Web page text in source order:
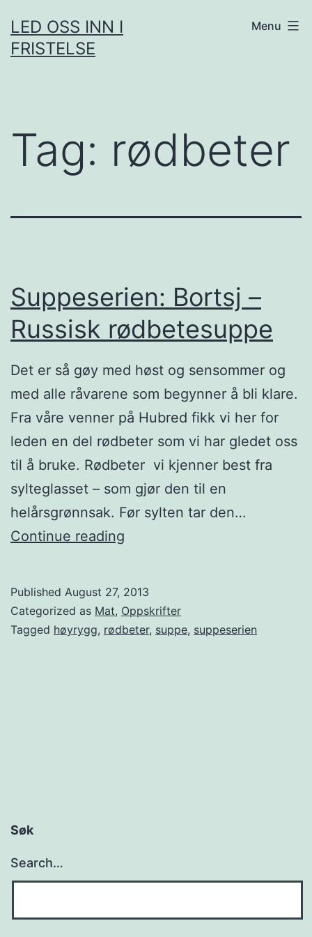
to
content
LED OSS INN I
FRISTELSE
Menu
Tag: rødbeter
Suppeserien: Bortsj –
Russisk rødbetesuppe
Det er så gøy med høst og sensommer og
med alle råvarene som begynner å bli klare.
Fra våre venner på Hubred fikk vi her for
leden en del rødbeter som vi har gledet oss
til å bruke. Rødbeter vi kjenner best fra
sylteglasset – som gjør den til en
helårsgrønnsak. Før sylten tar den…
Continue reading
p
e
s
Published August 27, 2013
Categorized as Mat, Oppskrifter
Tagged høyrygg, rødbeter, suppe, suppeserien
Søk
Search…